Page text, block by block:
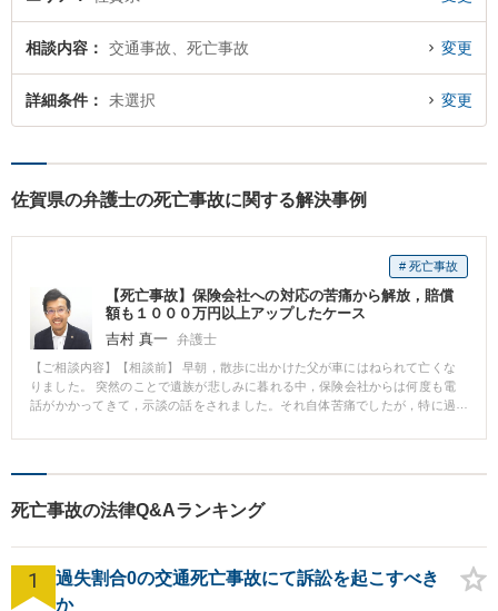
相談内容 交通事故、死亡事故 変更
詳細条件 未選択 変更
佐賀県の弁護士の死亡事故に関する解決事例
# 死亡事故
【死亡事故】保険会社への対応の苦痛から解放，賠償
額も１０００万円以上アップしたケース
吉村 真一
弁護士
【ご相談内容】【相談前】 早朝，散歩に出かけた父が車にはねられて亡くな
りました。 突然のことで遺族が悲しみに暮れる中，保険会社からは何度も電
話がかかってきて，示談の話をされました。それ自体苦痛でしたが，特に過
腹が立ちます。 【相談後】 交渉を弁護士に依頼したので保険会社とのやり取
い，受け取った賠償額も保険会社の提示より１０００万円以上増額されまし
た。 【先生のコメント】 交通事故の被害に遭った場合に，相手の保険会社と
思っているときに保険会社から示談をせかされることを不満に思っている方
は，存外多いものです。 弁護士に示談交渉を依頼することで，保険会社との
死亡事故の法律Q&Aランキング
1
過失割合0の交通死亡事故にて訴訟を起こすべき
か